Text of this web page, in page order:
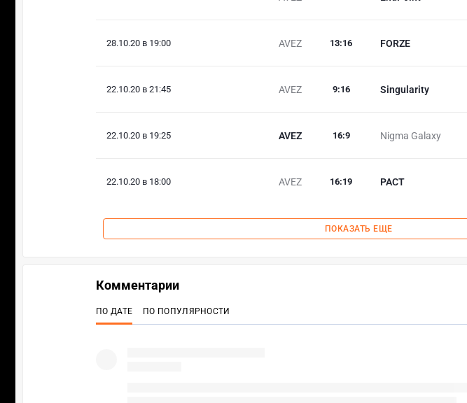
28.10.20 в 19:00 AVEZ FORZE
13:16
22.10.20 в 21:45 AVEZ Singularity
9:16
22.10.20 в 19:25 AVEZ Nigma Galaxy
16:9
22.10.20 в 18:00 AVEZ PACT
16:19
ПОКАЗАТЬ ЕЩЕ
Комментарии
ПО ДАТЕ ПО ПОПУЛЯРНОСТИ